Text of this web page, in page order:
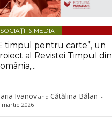
& MEDIA
timpul pentru carte”, un
al Revistei Timpul din
Ivanovand Cătălina Bălan -
martie 2026